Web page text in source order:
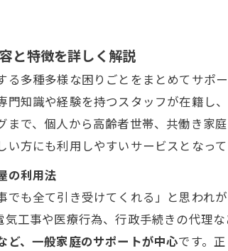
と特徴を詳しく解説
る多種多様な困りごとをまとめてサポ
門知識や経験を持つスタッフが在籍し
まで、個人から高齢者世帯、共働き家
方にも利用しやすいサービスとなって
の利用法
でも全て引き受けてくれる」と思われ
気工事や医療行為、行政手続きの代理
ど、一般家庭のサポートが中心です。